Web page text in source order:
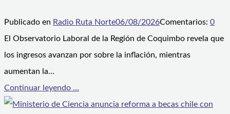
Publicado en Radio Ruta Norte06/08/2026Comentarios: 0
El Observatorio Laboral de la Región de Coquimbo revela que
los ingresos avanzan por sobre la inflación, mientras
aumentan la…
Continuar leyendo ...